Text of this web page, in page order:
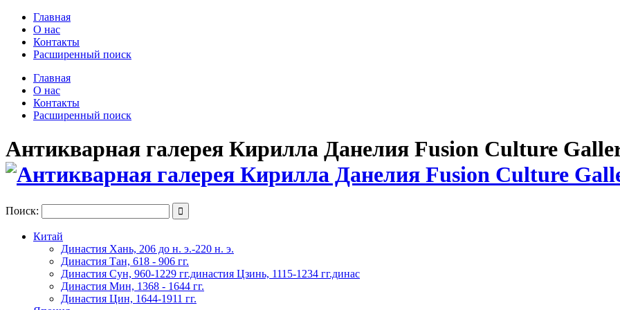
Главная
О нас
Контакты
Расширенный поиск
Главная
О нас
Контакты
Расширенный поиск
Антикварная галерея Кирилла Данелия Fusion Culture
Поиск: 
Китай
Династия Хань, 206 до н. э.-220 н. э.
Династия Тан, 618 - 906 гг.
Династия Сун, 960-1229 гг.династия Цзинь, 1115-1234 гг.динас
Династия Мин, 1368 - 1644 гг.
Династия Цин, 1644-1911 гг.